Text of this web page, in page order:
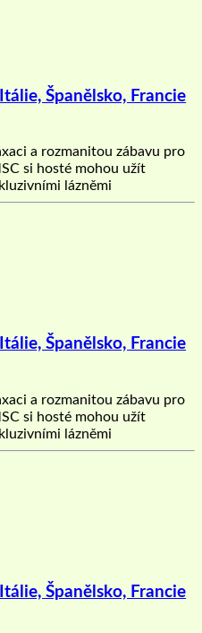
Španělsko, Francie
a rozmanitou zábavu pro
si hosté mohou užít
lázněmi
Španělsko, Francie
a rozmanitou zábavu pro
si hosté mohou užít
lázněmi
Španělsko, Francie